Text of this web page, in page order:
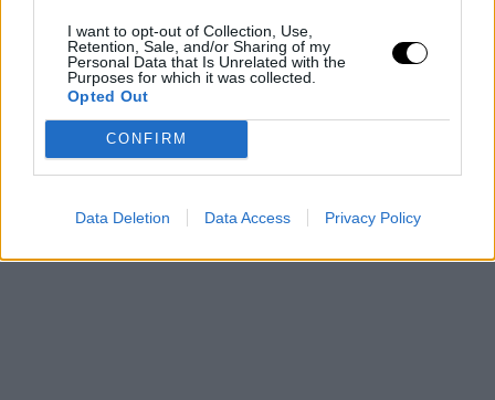
I want to opt-out of Collection, Use,
Retention, Sale, and/or Sharing of my
Personal Data that Is Unrelated with the
Purposes for which it was collected.
Opted Out
CONFIRM
Data Deletion Data Access Privacy Policy